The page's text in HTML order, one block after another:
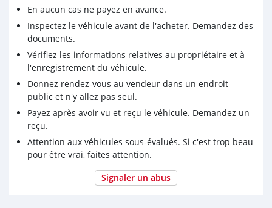
En aucun cas ne payez en avance.
Inspectez le véhicule avant de l'acheter. Demandez des
documents.
Vérifiez les informations relatives au propriétaire et à
l'enregistrement du véhicule.
Donnez rendez-vous au vendeur dans un endroit
public et n'y allez pas seul.
Payez après avoir vu et reçu le véhicule. Demandez un
reçu.
Attention aux véhicules sous-évalués. Si c'est trop beau
pour être vrai, faites attention.
Signaler un abus